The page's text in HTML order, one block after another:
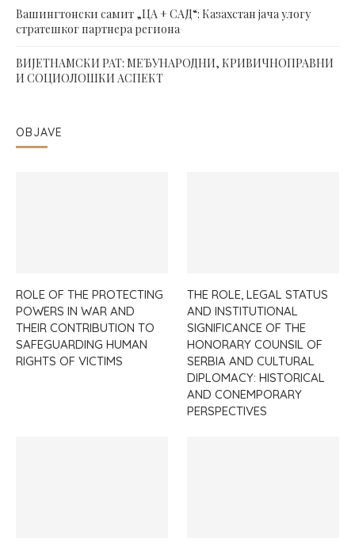
Вашингтонски самит „ЦА + САД“: Казахстан јача улогу
стратешког партнера региона
ВИЈЕТНАМСКИ РАТ: МЕЂУНАРОДНИ, КРИВИЧНОПРАВНИ
И СОЦИОЛОШКИ АСПЕКТ
OBJAVE
ROLE OF THE PROTECTING
POWERS IN WAR AND
THEIR CONTRIBUTION TO
SAFEGUARDING HUMAN
RIGHTS OF VICTIMS
THE ROLE, LEGAL STATUS
AND INSTITUTIONAL
SIGNIFICANCE OF THE
HONORARY COUNSIL OF
SERBIA AND CULTURAL
DIPLOMACY: HISTORICAL
AND CONEMPORARY
PERSPECTIVES